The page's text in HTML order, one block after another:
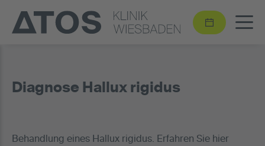
Diagnose Hallux rigidus
Behandlung eines Hallux rigidus. Erfahren Sie hier